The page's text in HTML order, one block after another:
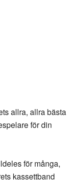
allra, allra bästa
för din
för många,
kassettband